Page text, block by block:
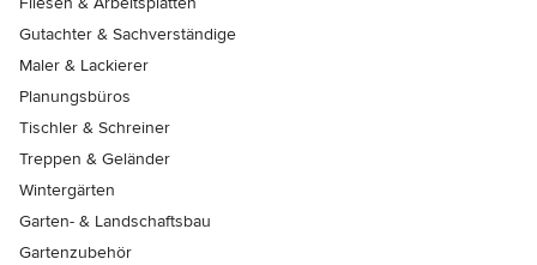
Gutachter & Sachverständige
Maler & Lackierer
Planungsbüros
Tischler & Schreiner
Treppen & Geländer
Wintergärten
Garten- & Landschaftsbau
Gartenzubehör